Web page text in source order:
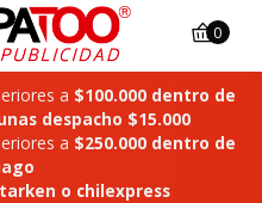
a $100.000 dentro de
despacho $15.000
a $250.000 dentro de
o chilexpress
0